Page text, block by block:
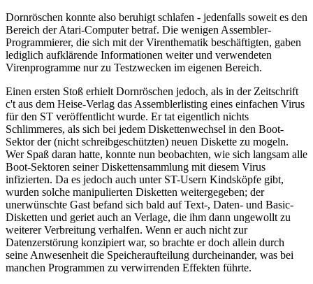
Dornröschen konnte also beruhigt schlafen - jedenfalls soweit es den
Bereich der Atari-Computer betraf. Die wenigen Assembler-
Programmierer, die sich mit der Virenthematik beschäftigten, gaben
lediglich aufklärende Informationen weiter und verwendeten
Virenprogramme nur zu Testzwecken im eigenen Bereich.
Einen ersten Stoß erhielt Dornröschen jedoch, als in der Zeitschrift
c't aus dem Heise-Verlag das Assemblerlisting eines einfachen Virus
für den ST veröffentlicht wurde. Er tat eigentlich nichts
Schlimmeres, als sich bei jedem Diskettenwechsel in den Boot-
Sektor der (nicht schreibgeschützten) neuen Diskette zu mogeln.
Wer Spaß daran hatte, konnte nun beobachten, wie sich langsam alle
Boot-Sektoren seiner Diskettensammlung mit diesem Virus
infizierten. Da es jedoch auch unter ST-Usern Kindsköpfe gibt,
wurden solche manipulierten Disketten weitergegeben; der
unerwünschte Gast befand sich bald auf Text-, Daten- und Basic-
Disketten und geriet auch an Verlage, die ihm dann ungewollt zu
weiterer Verbreitung verhalfen. Wenn er auch nicht zur
Datenzerstörung konzipiert war, so brachte er doch allein durch
seine Anwesenheit die Speicheraufteilung durcheinander, was bei
manchen Programmen zu verwirrenden Effekten führte.